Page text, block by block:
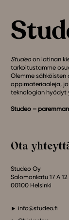
Studeo on latinan
tarkoitustamme
Olemme
oppimateriaaleja,
teknologian hyödyt
Studeo –
Ota
Studeo Oy
Salomonkatu 17 A 12
00100 Helsinki
info@studeo.fi